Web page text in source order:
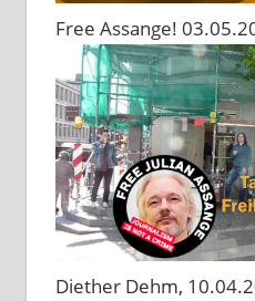
Free Assange!
Diether Dehm,